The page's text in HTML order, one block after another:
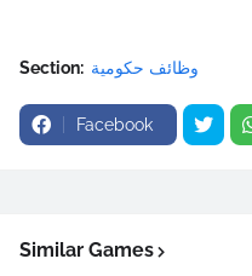
Section: وظائف حكومية
Facebook
Similar Games